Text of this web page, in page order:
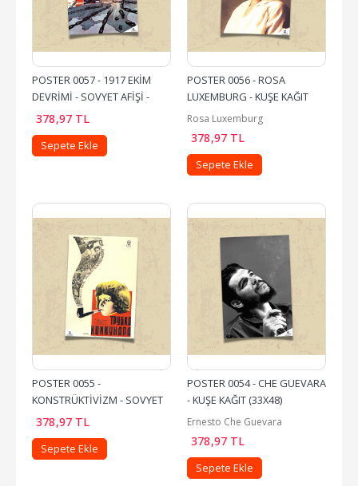
POSTER 0057 - 1917 EKİM
DEVRİMİ - SOVYET AFİŞİ -
KUŞE KAĞIT (33X48)
378,97 TL
Sepete Ekle
POSTER 0056 - ROSA
LUXEMBURG - KUŞE KAĞIT
(33X48)
Rosa Luxemburg
378,97 TL
Sepete Ekle
POSTER 0055 -
KONSTRÜKTİVİZM - SOVYET
AVANGARD FİLM AFİŞİ - KUŞE
378,97 TL
Sepete Ekle
POSTER 0054 - CHE GUEVARA
- KUŞE KAĞIT (33X48)
Ernesto Che Guevara
378,97 TL
Sepete Ekle